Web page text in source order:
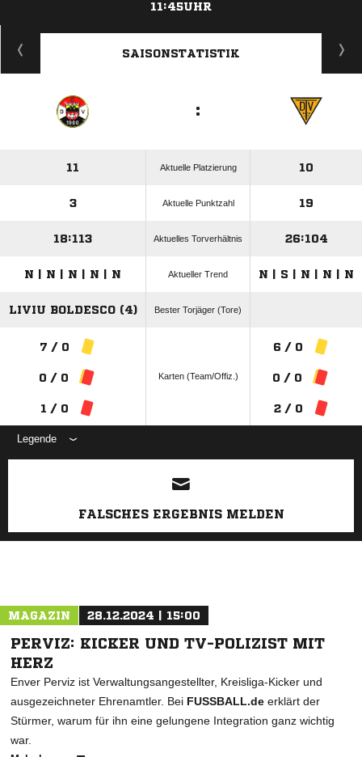
11:45UHR
ANZEIGE
SAISONSTATISTIK
:
11 Aktuelle Platzierung 10
3 Aktuelle Punktzahl 19
18:113 Aktuelles Torverhältnis 26:104
N | N | N | N | N Aktueller Trend N | S | N | N | N
LIVIU BOLDESCO (4) Bester Torjäger (Tore)
7 / 0
0 / 0
1 / 0
Karten (Team/Offiz.)
6 / 0
0 / 0
2 / 0
Legende
ANZEIGE
FALSCHES ERGEBNIS MELDEN
MAGAZIN 28.12.2024 | 15:00
PERVIZ: KICKER UND TV-POLIZIST MIT
HERZ
Enver Perviz ist Verwaltungsangestellter, Kreisliga-Kicker und
ausgezeichneter Ehrenamtler. Bei FUSSBALL.de erklärt der
Stürmer, warum für ihn eine gelungene Integration ganz wichtig
war.